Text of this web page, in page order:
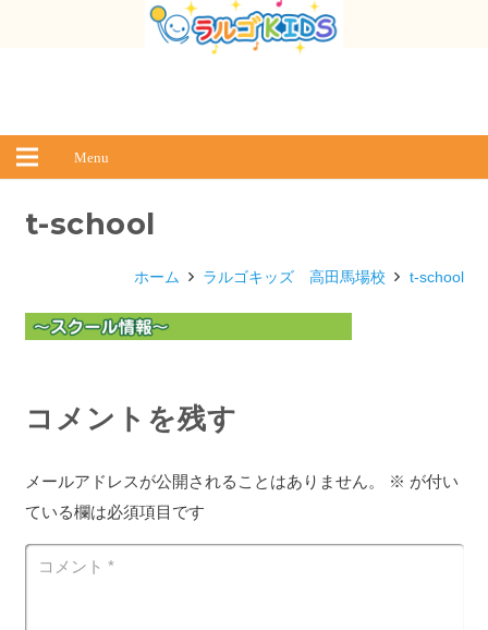
Menu
t-school
ホーム ラルゴキッズ 高田馬場校 t-school
コメントを残す
メールアドレスが公開されることはありません。 ※ が付い
ている欄は必須項目です